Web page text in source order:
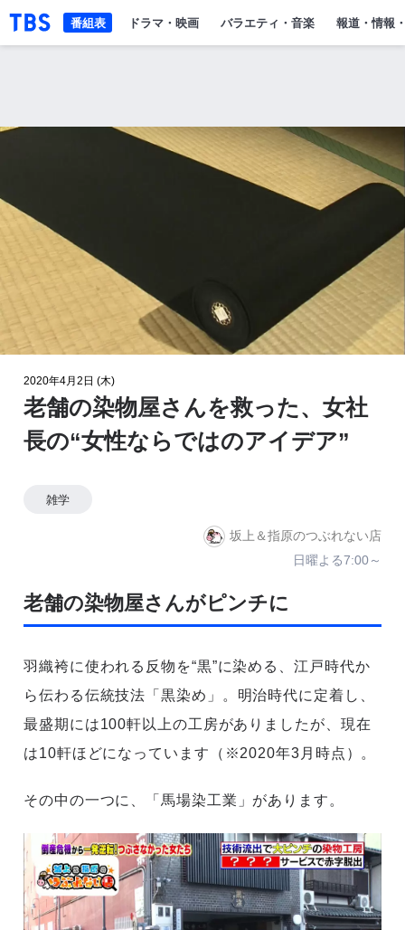
「TBSテレビ」トップページ
ドラマ・映画 バラエティ・音楽 報道・情報
番組表
2020年4月2日 (木)
老舗の染物屋さんを救った、女社
長の“女性ならではのアイデア”
雑学
坂上＆指原のつぶれない店
日曜よる7:00～
老舗の染物屋さんがピンチに
羽織袴に使われる反物を“黒”に染める、江戸時代か
ら伝わる伝統技法「黒染め」。明治時代に定着し、
最盛期には100軒以上の工房がありましたが、現在
は10軒ほどになっています（※2020年3月時点）。
その中の一つに、「馬場染工業」があります。